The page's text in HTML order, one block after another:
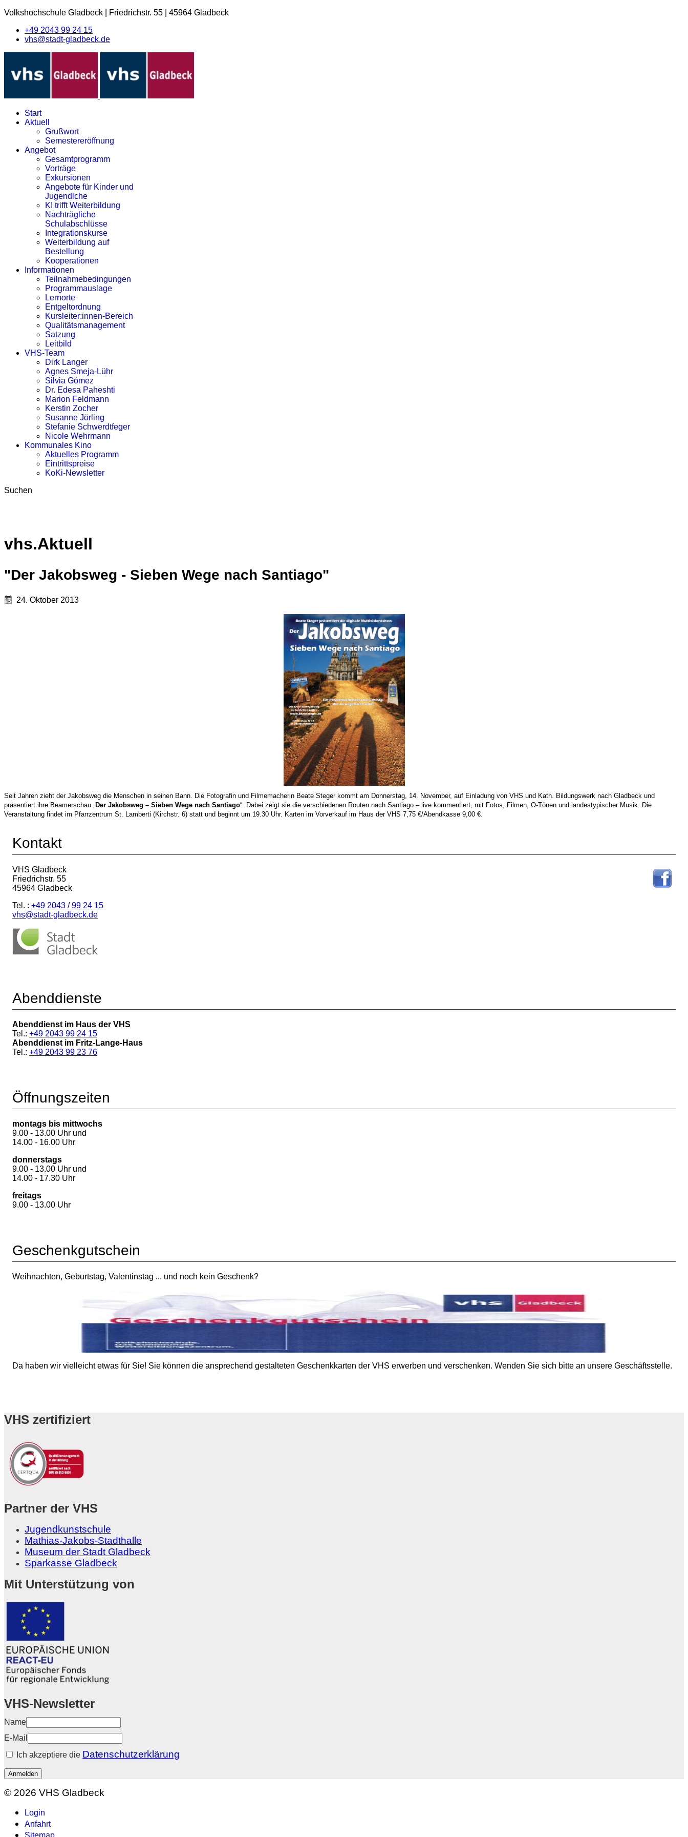
Volkshochschule Gladbeck Friedrichstr. 55
45964 Gladbeck
+49 2043 99 24 15
vhs@stadt-gladbeck.de
Start
Aktuell
Grußwort
Semestereröffnung
Angebot
Gesamtprogramm
Vorträge
Exkursionen
Angebote für Kinder und
Jugendlche
KI trifft Weiterbildung
Nachträgliche
Schulabschlüsse
Integrationskurse
Weiterbildung auf
Bestellung
Kooperationen
Informationen
Teilnahmebedingungen
Programmauslage
Lernorte
Entgeltordnung
Kursleiter:innen-Bereich
Qualitätsmanagement
Satzung
Leitbild
VHS-Team
Dirk Langer
Agnes Smeja-Lühr
Silvia Gómez
Dr. Edesa Paheshti
Marion Feldmann
Kerstin Zocher
Susanne Jörling
Stefanie Schwerdtfeger
Nicole Wehrmann
Kommunales Kino
Aktuelles Programm
Eintrittspreise
KoKi-Newsletter
Suchen
vhs.Aktuell
"Der Jakobsweg - Sieben Wege nach Santiago"
24. Oktober 2013
Seit Jahren zieht der Jakobsweg die Menschen in seinen Bann. Die Fotografin und Filmemacherin Beate Steger kommt am Donnerstag, 14. November, auf Einladung von VHS und Kath. Bildungswerk nach Gladbeck und
präsentiert ihre Beamerschau „Der Jakobsweg – Sieben Wege nach Santiago“. Dabei zeigt sie die verschiedenen Routen nach Santiago – live kommentiert, mit Fotos, Filmen, O-Tönen und landestypischer Musik. Die
Veranstaltung findet im Pfarrzentrum St. Lamberti (Kirchstr. 6) statt und beginnt um 19.30 Uhr. Karten im Vorverkauf im Haus der VHS 7,75 €/Abendkasse 9,00 €.
Kontakt
VHS Gladbeck
Friedrichstr. 55
45964 Gladbeck
Tel. : +49 2043 / 99 24 15
vhs@stadt-gladbeck.de
Abenddienste
Abenddienst im Haus der VHS
Tel.: +49 2043 99 24 15
Abenddienst im Fritz-Lange-Haus
Tel.: +49 2043 99 23 76
Öffnungszeiten
montags bis mittwochs
9.00 - 13.00 Uhr und
14.00 - 16.00 Uhr
donnerstags
9.00 - 13.00 Uhr und
14.00 - 17.30 Uhr
freitags
9.00 - 13.00 Uhr
Geschenkgutschein
Weihnachten, Geburtstag, Valentinstag ... und noch kein Geschenk?
Da haben wir vielleicht etwas für Sie! Sie können die ansprechend gestalteten Geschenkkarten der VHS erwerben und verschenken. Wenden Sie sich bitte an unsere Geschäftsstelle.
VHS zertifiziert
Partner der VHS
Jugendkunstschule
Mathias-Jakobs-Stadthalle
Museum der Stadt Gladbeck
Sparkasse Gladbeck
Mit Unterstützung von
VHS-Newsletter
Name
E-Mail
Ich akzeptiere die Datenschutzerklärung
Anmelden
© 2026 VHS Gladbeck
Login
Anfahrt
Sitemap